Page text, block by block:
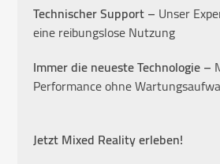
Technischer Support – Unser
eine reibungslose Nutzung
Immer die neueste Technologie –
Performance ohne
Jetzt Mixed Reality erleben!